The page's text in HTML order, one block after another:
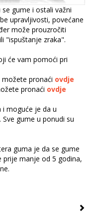
gume i ostali važni
upravljivosti, povećane
može prouzročiti
"ispuštanje zraka".
će vam pomoći pri
pronaći ovdje
pronaći ovdje
i moguće je da u
gume u ponudi su
guma je da se gume
prije manje od 5 godina,